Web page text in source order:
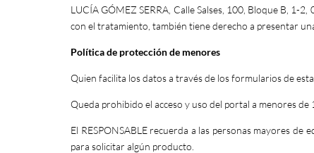
LUCÍA GÓMEZ SERRA, Calle Salses, 100, Bloque B, 1-
con el tratamiento, también tiene derecho a presentar
Política de protección de menores
Quien facilita los datos a través de los formularios de
Queda prohibido el acceso y uso del portal a menores de
El RESPONSABLE recuerda a las personas mayores
para solicitar algún producto.